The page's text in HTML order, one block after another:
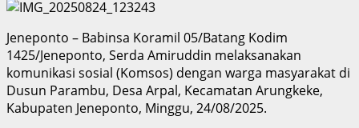
Jeneponto – Babinsa Koramil 05/Batang Kodim
1425/Jeneponto, Serda Amiruddin melaksanakan
komunikasi sosial (Komsos) dengan warga masyarakat di
Dusun Parambu, Desa Arpal, Kecamatan Arungkeke,
Kabupaten Jeneponto, Minggu, 24/08/2025.